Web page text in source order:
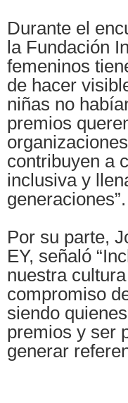
Durante el
la Fundación
femeninos
de hacer
niñas no
premios
contribuyen a
inclusiva y
generaciones”.
Por su parte,
EY, señaló
nuestra
compromiso
siendo
premios y ser
generar